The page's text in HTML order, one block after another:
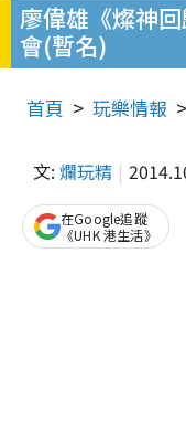
廖偉雄《燦神
會(暫名)
首頁 玩樂情報
文: 爛玩精
在Google追蹤
《UHK 港生活》